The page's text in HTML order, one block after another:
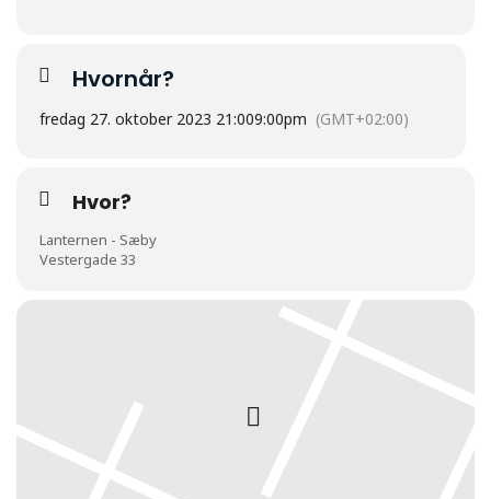
Hvornår?
fredag 27. oktober 2023 21:009:00pm (GMT+02:00)
Hvor?
Lanternen - Sæby
Vestergade 33